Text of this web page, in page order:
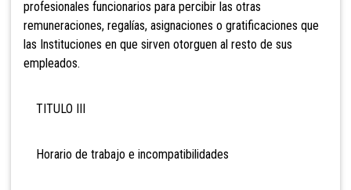
profesionales funcionarios para percibir las otras
remuneraciones, regalías, asignaciones o gratificaciones que
las Instituciones en que sirven otorguen al resto de sus
empleados.
TITULO III
Horario de trabajo e incompatibilidades